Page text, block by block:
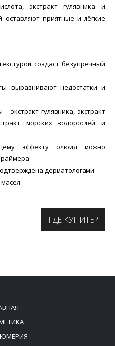
экстракт гулявника и
оставляют приятные и лёгкие
создаст безупречный
выравнивают недостатки и
экстракт гулявника, экстракт
морских водорослей и
эффекту флюид можно
дерматологами
ГДЕ КУПИТЬ?